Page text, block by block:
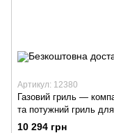
Артикул: 12380
Газовий гриль —
та потужний гриль для
відпочинку на природі
10 294 грн